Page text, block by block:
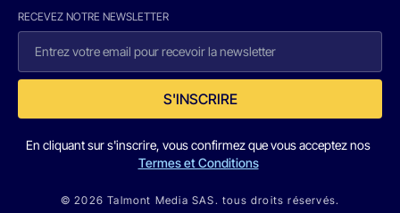
RECEVEZ NOTRE NEWSLETTER
S'INSCRIRE
En cliquant sur s'inscrire, vous confirmez que vous acceptez nos
Termes et Conditions
© 2026 Talmont Media SAS. tous droits réservés.